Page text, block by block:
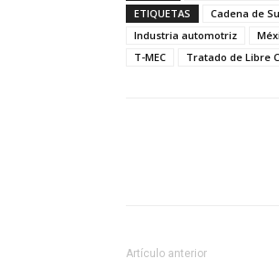
ETIQUETAS
Cadena de
Industria automotriz
T-MEC
Tratado de Libre
Artículo anterior